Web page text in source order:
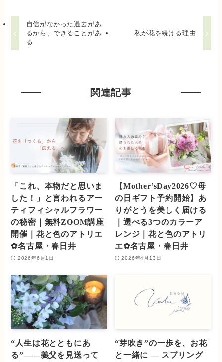
自信がなかった過去があ
るから、できることがあ
る
私が花を続ける理由
関連記事
「これ、本物だと思いま
した！」と言われるアー
ティフィシャルフラワー
の秘密｜無料ZOOM講座
開催｜花と色のアトリエ
✿名古屋・春日井
2026年6月1日
【Mother’sDay2026♡母
の日ギフト予約開始】あ
りがとうを美しく届ける
｜選べる3つのカラーア
レンジ｜花と色のアトリ
エ✿名古屋・春日井
2026年4月13日
“人生は花とともにあ
る”――義父を見送って
“芽吹き”の一歩を、お花
と一緒に — スプリング